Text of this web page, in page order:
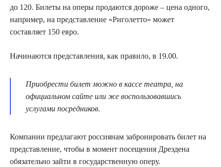
до 120. Билеты на оперы продаются дороже – цена одного,
например, на представление «Риголетто» может
составляет 150 евро.
Начинаются представления, как правило, в 19.00.
Приобрести билет можно в кассе театра, на
официальном сайте или же воспользовавшись
услугами посредников.
Компании предлагают россиянам забронировать билет на
представление, чтобы в момент посещения Дрездена
обязательно зайти в государственную оперу.